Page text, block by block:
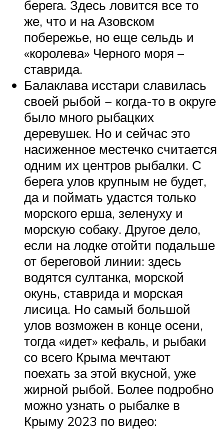
берега. Здесь ловится все то
же, что и на Азовском
побережье, но еще сельдь и
«королева» Черного моря –
ставрида.
Балаклава исстари славилась
своей рыбой − когда-то в округе
было много рыбацких
деревушек. Но и сейчас это
насиженное местечко считается
одним их центров рыбалки. С
берега улов крупным не будет,
да и поймать удастся только
морского ерша, зеленуху и
морскую собаку. Другое дело,
если на лодке отойти подальше
от береговой линии: здесь
водятся султанка, морской
окунь, ставрида и морская
лисица. Но самый большой
улов возможен в конце осени,
тогда «идет» кефаль, и рыбаки
со всего Крыма мечтают
поехать за этой вкусной, уже
жирной рыбой. Более подробно
можно узнать о рыбалке в
Крыму 2023 по видео: